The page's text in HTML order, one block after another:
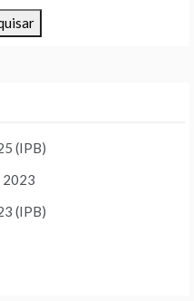
(IPB)
2023
(IPB)